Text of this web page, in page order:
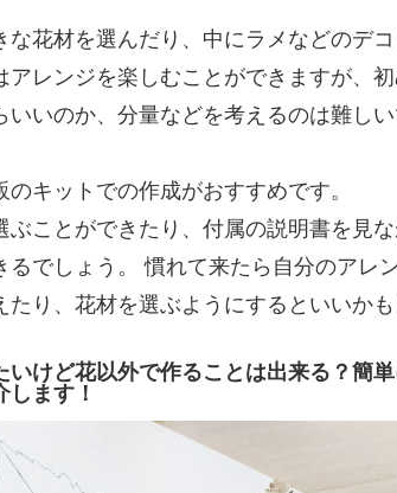
花材を選んだり、中にラメなどのデ
レンジを楽しむことができますが、
いのか、分量などを考えるのは難し
キットでの作成がおすすめです。
ことができたり、付属の説明書を見
るでしょう。 慣れて来たら自分のアレ
り、花材を選ぶようにするといいかも
けど花以外で作ることは出来る？簡
ます！